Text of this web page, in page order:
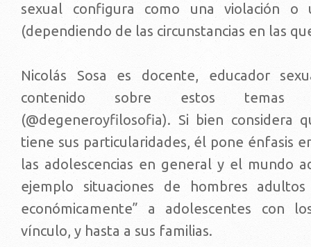
sexual configura como una violación o
(dependiendo de las circunstancias en las
Nicolás Sosa es docente, educador
contenido sobre estos temas
(@degeneroyfilosofia). Si bien considera
tiene sus particularidades, él pone énfasis
las adolescencias en general y el mundo
ejemplo situaciones de hombres
económicamente” a adolescentes con
vínculo, y hasta a sus familias.